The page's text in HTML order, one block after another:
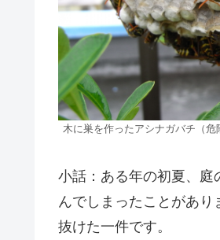
木に巣を作ったアシナガバチ（危
小話：ある年の初夏、庭
んでしまったことがあ
抜けた一件です。